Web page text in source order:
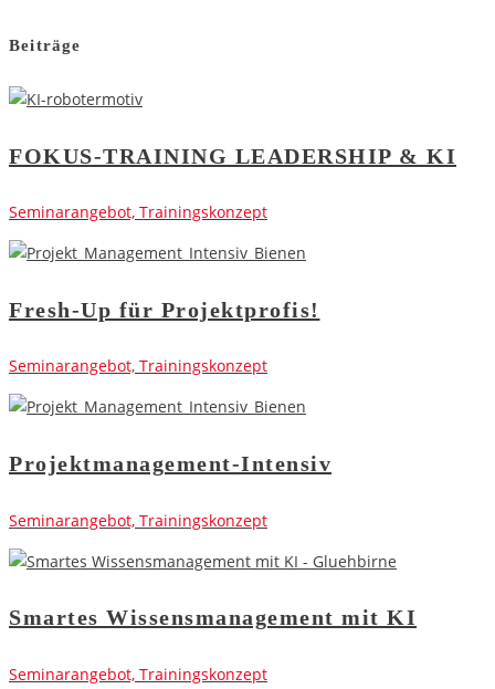
Beiträge
FOKUS-TRAINING LEADERSHIP & KI
Seminarangebot, Trainingskonzept
Fresh-Up für Projektprofis!
Seminarangebot, Trainingskonzept
Projektmanagement-Intensiv
Seminarangebot, Trainingskonzept
Smartes Wissensmanagement mit KI
Seminarangebot, Trainingskonzept